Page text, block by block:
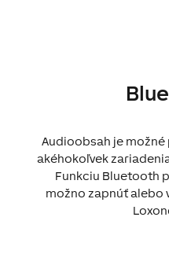
Audioobsah je
akéhokoľvek
Funkciu Bluetooth
možno zapnúť alebo